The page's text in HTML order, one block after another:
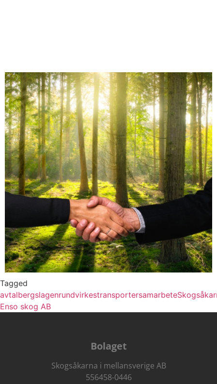
Tagged
avtalbergslagenrundvirkestransportersamarbete
Enso skog AB
Bolaget
Skogsåkarna i mellansverige AB
556458-0446